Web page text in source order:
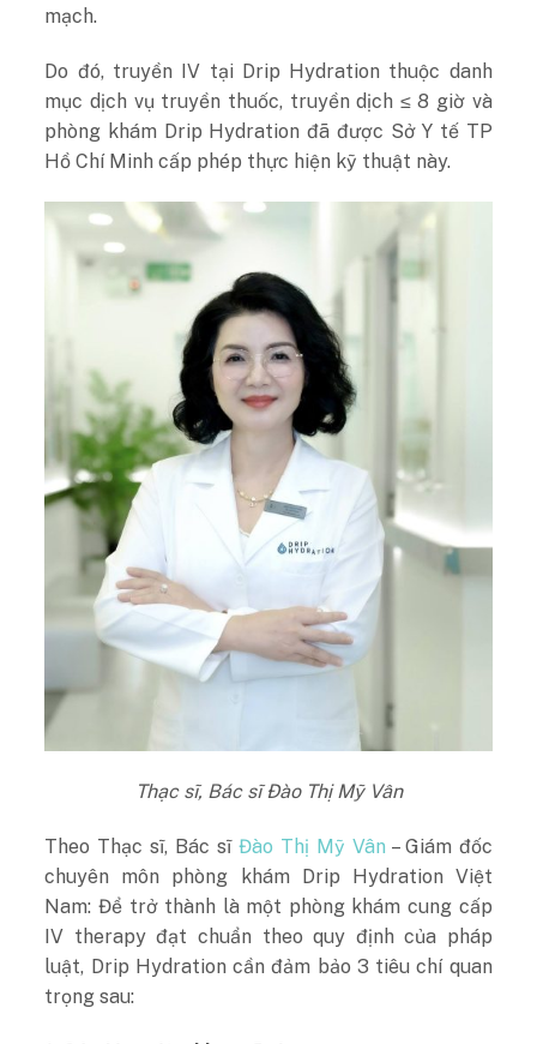
mạch.
Do đó, truyền IV tại Drip Hydration thuộc danh
mục dịch vụ truyền thuốc, truyền dịch ≤ 8 giờ và
phòng khám Drip Hydration đã được Sở Y tế TP
Hồ Chí Minh cấp phép thực hiện kỹ thuật này.
Thạc sĩ, Bác sĩ Đào Thị Mỹ Vân
Theo Thạc sĩ, Bác sĩĐào Thị Mỹ Vân – Giám đốc
chuyên môn phòng khám Drip Hydration Việt
Nam: Để trở thành là một phòng khám cung cấp
IV therapy đạt chuẩn theo quy định của pháp
luật, Drip Hydration cần đảm bảo 3 tiêu chí quan
trọng sau: